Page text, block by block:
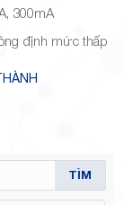
300mA
định mức thấp
TÌM